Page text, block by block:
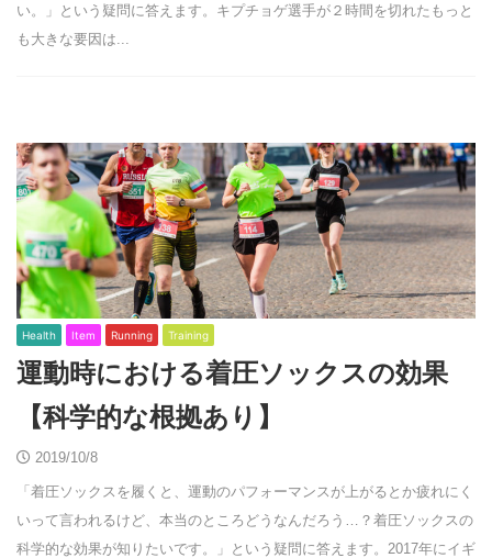
い。」という疑問に答えます。キプチョゲ選手が２時間を切れたもっと
も大きな要因は...
Health Item Running Training
運動時における着圧ソックスの効果
【科学的な根拠あり】
2019/10/8
「着圧ソックスを履くと、運動のパフォーマンスが上がるとか疲れにく
いって言われるけど、本当のところどうなんだろう…？着圧ソックスの
科学的な効果が知りたいです。」という疑問に答えます。2017年にイギ